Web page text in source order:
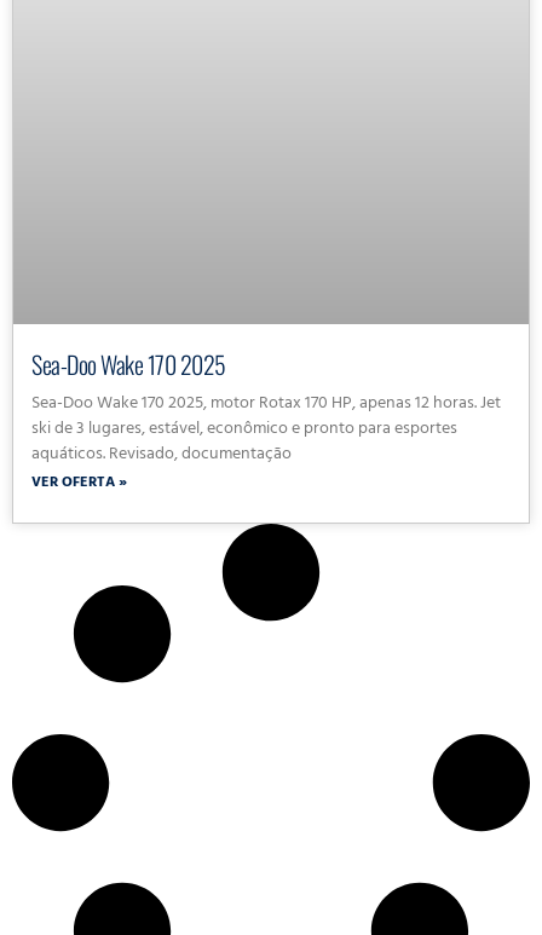
Sea-Doo Wake 170 2025
Sea-Doo Wake 170 2025, motor Rotax 170 HP, apenas 12 horas. Jet
ski de 3 lugares, estável, econômico e pronto para esportes
aquáticos. Revisado, documentação
VER OFERTA »